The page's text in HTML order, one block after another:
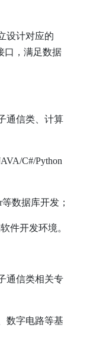
设计对应的
口，满足数据
通信类、计算
C#/Python
等数据库开发；
件开发环境。
通信类相关专
数字电路等基